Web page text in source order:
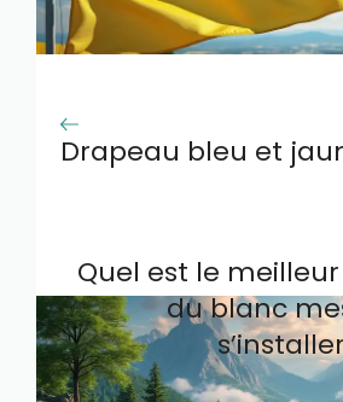
Drapeau bleu et
Quel est le
du blanc